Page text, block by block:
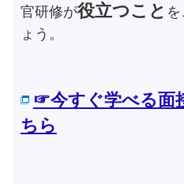
官研修が役立つこと
ょう。
☞今すぐ学べる面
ちら